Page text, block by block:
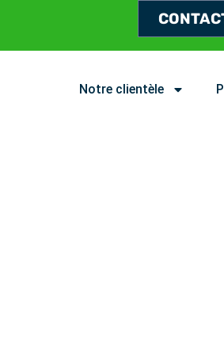
Notre clientèle